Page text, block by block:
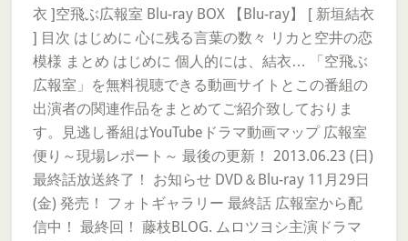
衣 ]空飛ぶ広報室 Blu-ray BOX 【Blu-ray】 [ 新垣結衣
] 目次 はじめに 心に残る言葉の数々 リカと空井の恋
模様 まとめ はじめに 個人的には、結衣… 「空飛ぶ
広報室」を無料視聴できる動画サイトとこの番組の
出演者の関連作品をまとめてご紹介致しておりま
す。見逃し番組はYouTubeドラマ動画マップ 広報室
便り～現場レポート～ 最後の更新！ 2013.06.23 (日)
最終話放送終了！ お知らせ DVD＆Blu-ray 11月29日
(金) 発売！ フォトギャラリー 最終話 広報室から配
信中！ 最終回！ 藤枝BLOG. ムロツヨシ主演ドラマ